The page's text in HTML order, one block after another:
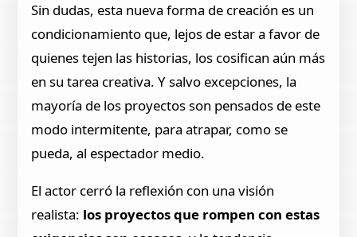
Sin dudas, esta nueva forma de creación es un
condicionamiento que, lejos de estar a favor de
quienes tejen las historias, los cosifican aún más
en su tarea creativa. Y salvo excepciones, la
mayoría de los proyectos son pensados de este
modo intermitente, para atrapar, como se
pueda, al espectador medio.
El actor cerró la reflexión con una visión
realista: los proyectos que rompen con estas